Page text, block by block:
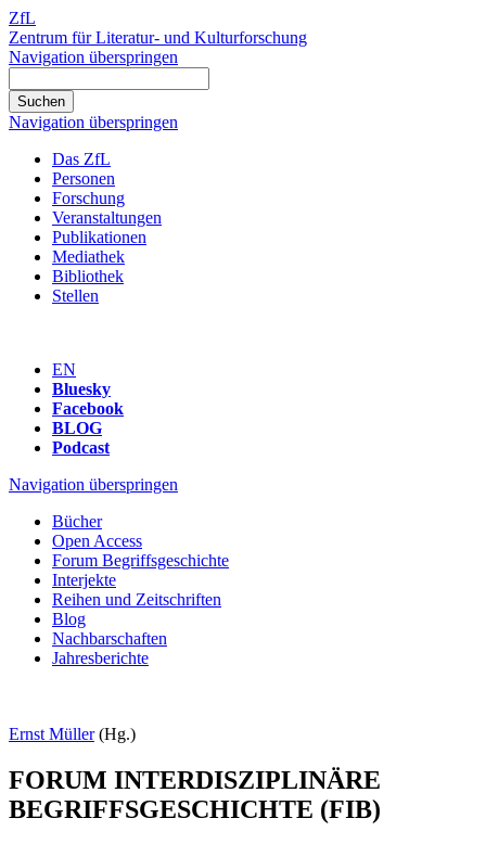
ZfL
Zentrum für Literatur- und Kulturforschung
Navigation überspringen
Navigation überspringen
Das ZfL
Personen
Forschung
Veranstaltungen
Publikationen
Mediathek
Bibliothek
Stellen
EN
Bluesky
Facebook
BLOG
Podcast
Navigation überspringen
Bücher
Open Access
Forum Begriffsgeschichte
Interjekte
Reihen und Zeitschriften
Blog
Nachbarschaften
Jahresberichte
Ernst Müller(Hg.)
FORUM INTERDISZIPLINÄRE
BEGRIFFSGESCHICHTE (FIB)